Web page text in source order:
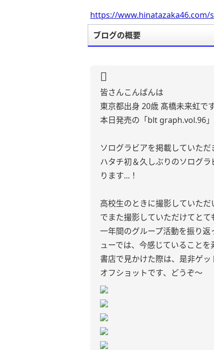
https://www.hinatazaka46.com/
ブログの概要
皆さんこんばんは
東京都出身 20歳 髙橋未来虹で
本日発売の「blt graph.vol.96
ソログラビアを掲載していただ
ハタチ初＆久しぶりのソログ
ります...！
高校生のときに撮影していた
でまた撮影していただけてと
一年間のグループ活動を振り
ューでは、今感じていることを
書店で見かけた際は、是非ゲ
オフショットです、どうぞ〜